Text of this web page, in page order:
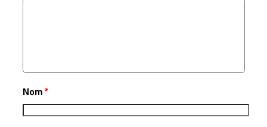
Nom*